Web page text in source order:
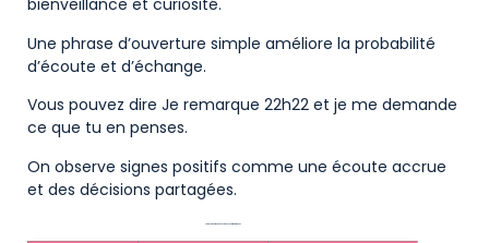
bienveillance et curiosité.
Une phrase d’ouverture simple améliore la probabilité
d’écoute et d’échange.
Vous pouvez dire Je remarque 22h22 et je me demande
ce que tu en penses.
On observe signes positifs comme une écoute accrue
et des décisions partagées.